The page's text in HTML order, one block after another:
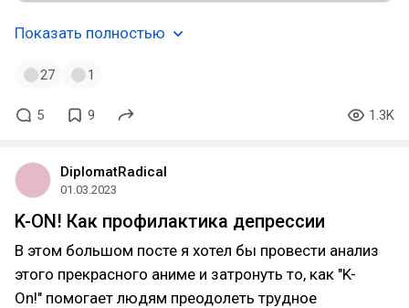
Показать полностью
27 1
5 9 1.3K
DiplomatRadical
01.03.2023
K-ON! Как профилактика депрессии
В этом большом посте я хотел бы провести анализ
этого прекрасного аниме и затронуть то, как "K-
On!" помогает людям преодолеть трудное